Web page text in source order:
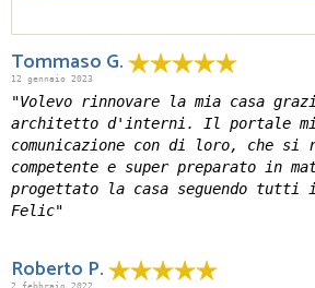
Tommaso G.
12 gennaio 2023
"Volevo rinnovare la mia casa
architetto d'interni. Il portale mi
comunicazione con di loro, che si
competente e super preparato in
progettato la casa seguendo tutti
Felic"
Roberto P.